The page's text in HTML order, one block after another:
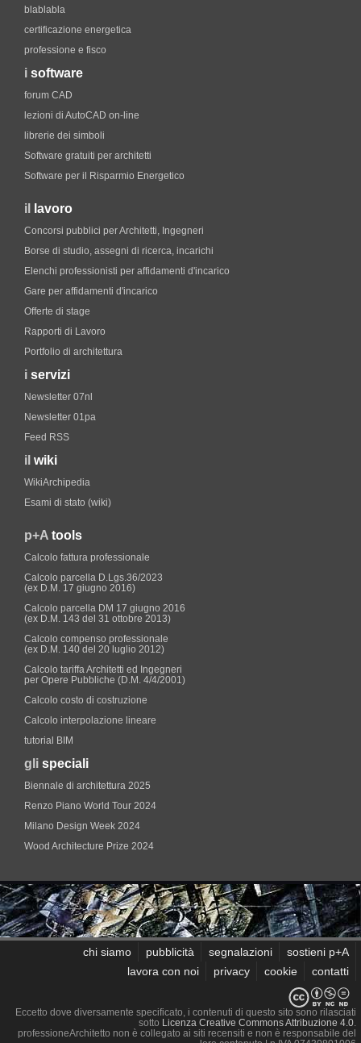
blablabla
certificazione energetica
professione e fisco
i software
forum CAD
lezioni di AutoCAD on-line
librerie dei simboli
Software gratuiti per architetti
Software per il Risparmio Energetico
il lavoro
Concorsi pubblici per Architetti, Ingegneri
Borse di studio, assegni di ricerca, incarichi
Elenchi professionisti per affidamenti d'incarico
Gare per affidamenti d'incarico
Offerte di stage
Rapporti di Lavoro
Portfolio di architettura
i servizi
Newsletter 07nl
Newsletter 01pa
Feed RSS
il wiki
WikiArchipedia
Esami di stato (wiki)
p+A tools
Calcolo fattura professionale
Calcolo parcella D.Lgs.36/2023
(ex D.M. 17 giugno 2016)
Calcolo parcella DM 17 giugno 2016
(ex D.M. 143 del 31 ottobre 2013)
Calcolo compenso professionale
(ex D.M. 140 del 20 luglio 2012)
Calcolo tariffa Architetti ed Ingegneri
per Opere Pubbliche (D.M. 4/4/2001)
Calcolo costo di costruzione
Calcolo interpolazione lineare
tutorial BIM
gli speciali
Biennale di architettura 2025
Renzo Piano World Tour 2024
Milano Design Week 2024
Wood Architecture Prize 2024
chi siamo pubblicità segnalazioni
sostieni p+A
lavora con noi
privacy cookie contatti
Eccetto dove diversamente specificato, i contenuti di questo sito sono rilasciati
sotto Licenza Creative Commons Attribuzione 4.0.
professioneArchitetto non è collegato ai siti recensiti e non è responsabile del